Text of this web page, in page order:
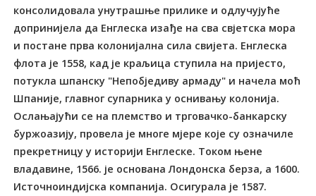
консолидовала унутрашње прилике и одлучујуће
допринијела да Енглеска изађе на сва свјетска мора
и постане прва колонијална сила свијета. Енглеска
флота је 1558, кад је краљица ступила на пријесто,
потукла шпанску "Непобједиву армаду" и начела моћ
Шпаније, главног супарника у оснивању колонија.
Ослањајући се на племство и трговачко-банкарску
буржоазију, провела је многе мјере које су означиле
прекретницу у историји Енглеске. Током њене
владавине, 1566. је основана Лондонска берза, а 1600.
Источноиндијска компанија. Осигурала је 1587.